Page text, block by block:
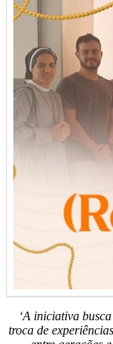
‘A iniciativa
troca de